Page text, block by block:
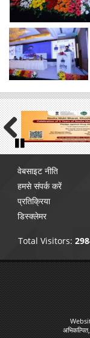
Previous
Pause
वेबसाइट नीति
हमसे संपर्क करें
प्रतिक्रिया
डिस्क्लेमर
Total Visitors: